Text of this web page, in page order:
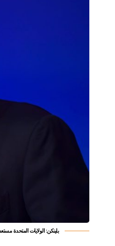
بلينكن: الولايات المتحدة